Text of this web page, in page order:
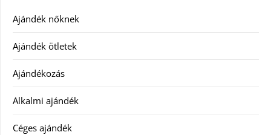
Ajándék nőknek
Ajándék ötletek
Ajándékozás
Alkalmi ajándék
Céges ajándék